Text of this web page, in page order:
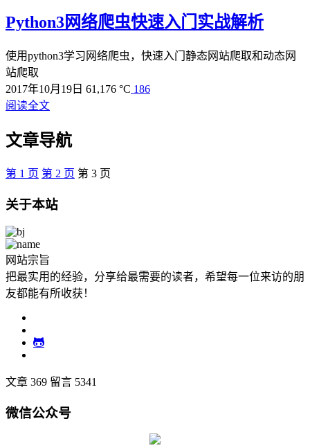
Python3网络爬虫快速入门实战解析
使用python3学习网络爬虫，快速入门静态网站爬取和动态网
站爬取
2017年10月19日 61,176 °C 186
阅读全文
文章导航
第 1 页 第 2 页 第 3 页
关于本站
网站宗旨
把最实用的经验，分享给最需要的读者，希望每一位来访的朋
友都能有所收获！
文章 369 留言 5341
微信公众号